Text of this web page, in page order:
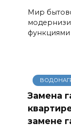
Мир
функциями
Замена
замене